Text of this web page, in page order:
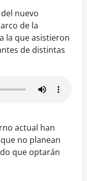
nuevo
de la
la que asistieron
de distintas
actual han
no planean
que optarán